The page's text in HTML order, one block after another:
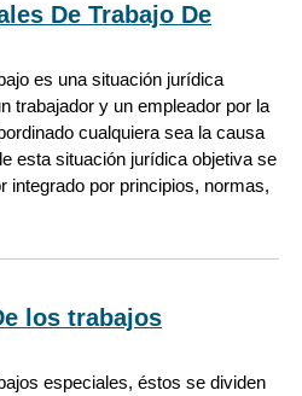
De Trabajo De
es una situación jurídica
trabajador y un empleador por la
cualquiera sea la causa
esta situación jurídica objetiva se
integrado por principios, normas,
los trabajos
especiales, éstos se dividen